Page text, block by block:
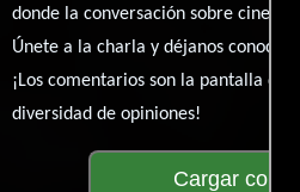
donde la conversación sobre cine y
Únete a la charla y déjanos conocer
¡Los comentarios son la pantalla
diversidad de opiniones!
Cargar